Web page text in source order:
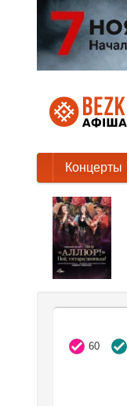
Концерты
60